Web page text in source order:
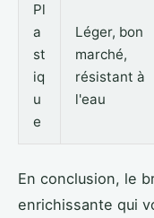
Pl
a
st
iq
u
e
Léger, bon
marché,
résistant à
l'eau
En conclusion, le
enrichissante qui